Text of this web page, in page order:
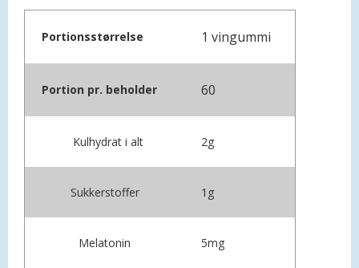
Portionsstørrelse 1 vingummi
Portion pr. beholder 60
Kulhydrat i alt 2g
Sukkerstoffer 1g
Melatonin 5mg